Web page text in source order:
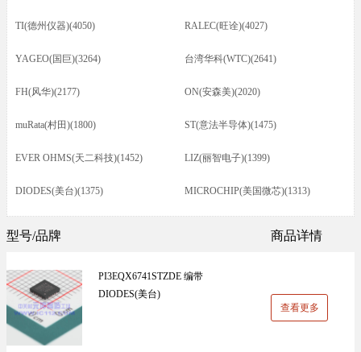
万能板(14)
TI(德州仪器)(4050) RALEC(旺诠)(4027)
YAGEO(国巨)(3264) 台湾华科(WTC)(2641)
FH(风华)(2177) ON(安森美)(2020)
muRata(村田)(1800) ST(意法半导体)(1475)
EVER OHMS(天二科技)(1452) LIZ(丽智电子)(1399)
DIODES(美台)(1375) MICROCHIP(美国微芯)(1313)
UniOhm台湾厚声（授权代理）(983)
国产(926)
型号/品牌 商品详情
PI3EQX6741STZDE 编带
DIODES(美台)
查看更多